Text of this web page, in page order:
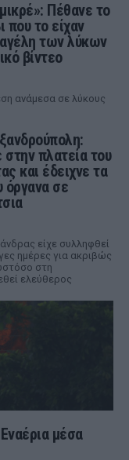
Πέθανε το
που το είχαν
αγέλη των λύκων
βίντεο
ανάμεσα σε λύκους
πλατεία του
και έδειχνε τα
όργανα σε
είχε συλληφθεί
ημέρες για ακριβώς
στη
ελεύθερος
μέσα